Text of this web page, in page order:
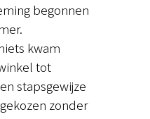
begonnen
kwam
tot
stapsgewijze
zonder